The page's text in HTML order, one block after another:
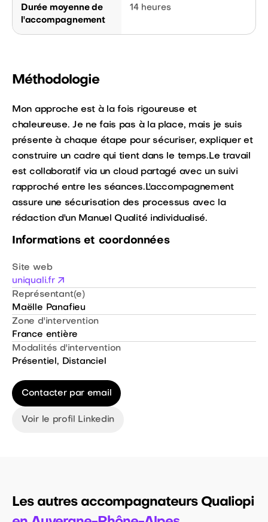
Durée moyenne de
l'accompagnement
14 heures
Méthodologie
Mon approche est à la fois rigoureuse et
chaleureuse. Je ne fais pas à la place, mais je suis
présente à chaque étape pour sécuriser, expliquer et
construire un cadre qui tient dans le temps.Le travail
est collaboratif via un cloud partagé avec un suivi
rapproché entre les séances.L'accompagnement
assure une sécurisation des processus avec la
rédaction d'un Manuel Qualité individualisé.
Informations et coordonnées
Site web
uniquali.fr
Représentant(e)
Maëlle Panafieu
Zone d'intervention
France entière
Modalités d'intervention
Présentiel, Distanciel
Contacter par email
Voir le profil Linkedin
Les autres accompagnateurs Qualiopi